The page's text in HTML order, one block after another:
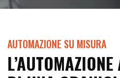
AUTOMAZIONE SU MISURA